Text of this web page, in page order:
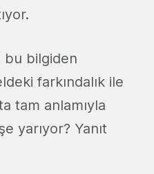
bu bilgiden
farkındalık ile
tam anlamıyla
yarıyor? Yanıt